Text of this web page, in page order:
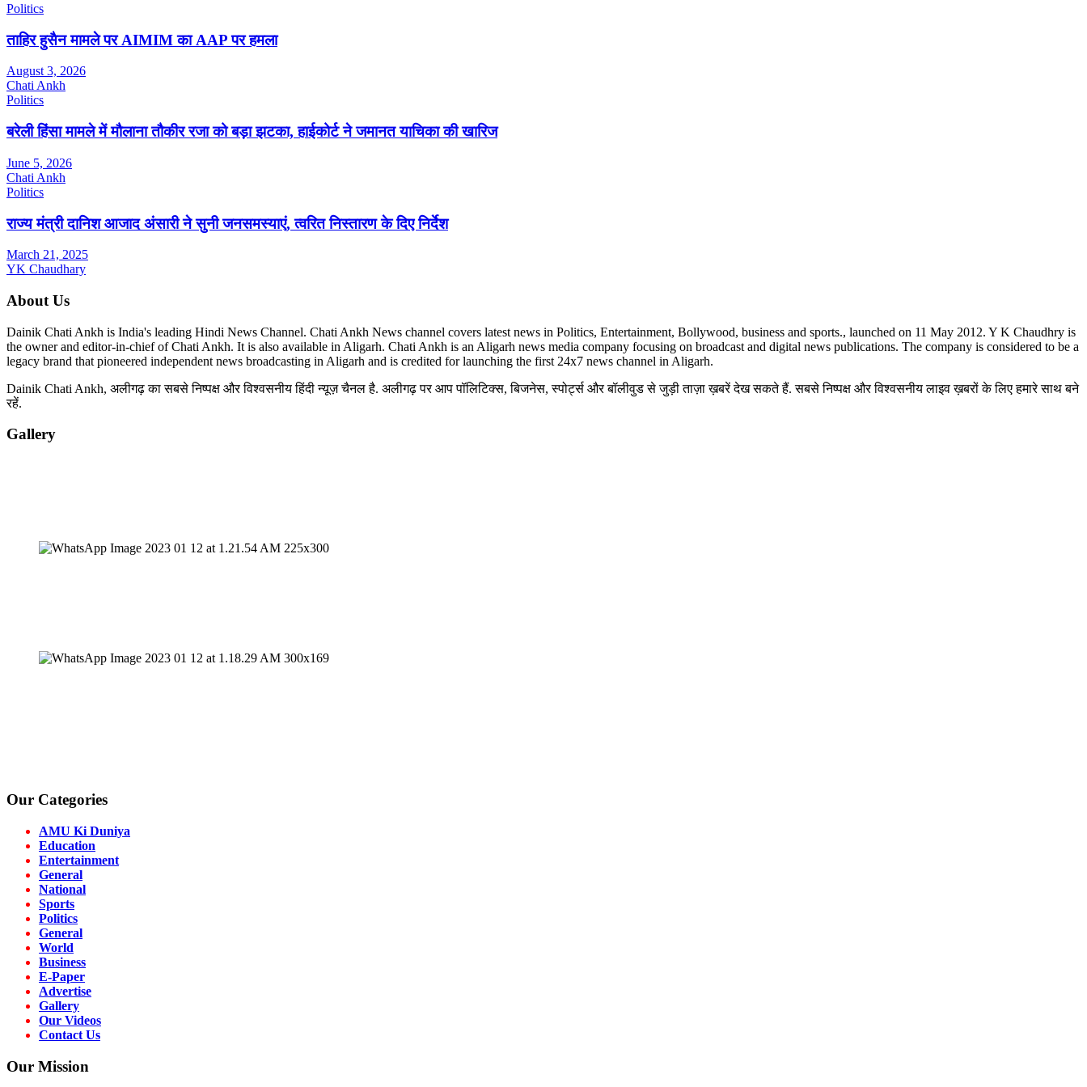
Politics
ताहिर हुसैन मामले पर AIMIM का AAP पर हमला
August 3, 2026
Chati Ankh
Politics
बरेली हिंसा मामले में मौलाना तौकीर रजा को बड़ा झटका, हाईकोर्ट ने जमानत याचिका की खारिज
June 5, 2026
Chati Ankh
Politics
राज्य मंत्री दानिश आजाद अंसारी ने सुनी जनसमस्याएं, त्वरित निस्तारण के दिए निर्देश
March 21, 2025
YK Chaudhary
About Us
Dainik Chati Ankh is India's leading Hindi News Channel. Chati Ankh News channel covers latest news in Politics, Entertainment, Bollywood, business and sports., launched on 11 May 2012. Y K Chaudhry is
the owner and editor-in-chief of Chati Ankh. It is also available in Aligarh. Chati Ankh is an Aligarh news media company focusing on broadcast and digital news publications. The company is considered to be a
legacy brand that pioneered independent news broadcasting in Aligarh and is credited for launching the first 24x7 news channel in Aligarh.
Dainik Chati Ankh, अलीगढ़ का सबसे निष्पक्ष और विश्वसनीय हिंदी न्यूज़ चैनल है. अलीगढ़ पर आप पॉलिटिक्स, बिजनेस, स्पोर्ट्स और बॉलीवुड से जुड़ी ताज़ा ख़बरें देख सकते हैं. सबसे निष्पक्ष और विश्वसनीय लाइव ख़बरों के लिए हमारे साथ बने
रहें.
Gallery
Our Categories
AMU Ki Duniya
Education
Entertainment
General
National
Sports
Politics
General
World
Business
E-Paper
Advertise
Gallery
Our Videos
Contact Us
Our Mission